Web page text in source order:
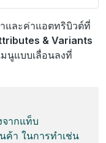
และค่าแอตทริบิวต์ที่
& Variants
นูแบบเลื่อนลงที่
ากแท็บ
ค้า ในการทำเช่น